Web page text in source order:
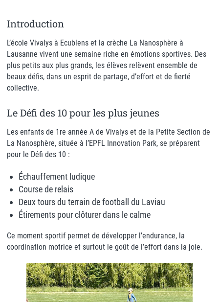
Introduction
L’école Vivalys à Ecublens et la crèche La Nanosphère à
Lausanne vivent une semaine riche en émotions sportives. Des
plus petits aux plus grands, les élèves relèvent ensemble de
beaux défis, dans un esprit de partage, d’effort et de fierté
collective.
Le Défi des 10 pour les plus jeunes
Les enfants de 1re année A de Vivalys et de la Petite Section de
La Nanosphère, située à l’EPFL Innovation Park, se préparent
pour le Défi des 10 :
Échauffement ludique
Course de relais
Deux tours du terrain de football du Laviau
Étirements pour clôturer dans le calme
Ce moment sportif permet de développer l’endurance, la
coordination motrice et surtout le goût de l’effort dans la joie.